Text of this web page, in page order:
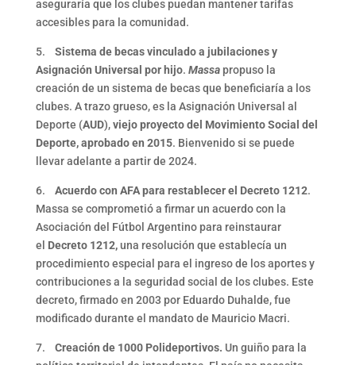
aseguraría que los clubes puedan mantener tarifas
accesibles para la comunidad.
5. Sistema de becas vinculado a jubilaciones y
Asignación Universal por hijo. Massapropuso la
creación de un sistema de becas que beneficiaría a los
clubes. A trazo grueso, es la Asignación Universal al
Deporte (AUD),viejo proyecto del Movimiento Social del
Deporte, aprobado en 2015. Bienvenido si se puede
llevar adelante a partir de 2024.
6. Acuerdo con AFA para restablecer el Decreto 1212.
Massa se comprometió a firmar un acuerdo con la
Asociación del Fútbol Argentino para reinstaurar
el Decreto 1212,una resolución que establecía un
procedimiento especial para el ingreso de los aportes y
contribuciones a la seguridad social de los clubes. Este
decreto, firmado en 2003 por Eduardo Duhalde, fue
modificado durante el mandato de Mauricio Macri.
7. Creación de 1000 Polideportivos. Un guiño para la